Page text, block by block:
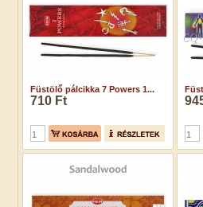
Füstölő pálcikka 7 Powers 1...
710 Ft